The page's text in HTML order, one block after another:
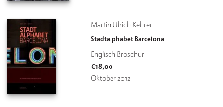
Martin Ulrich Kehrer
Stadtalphabet Barcelona
Englisch Broschur
€18,00
Oktober 2012